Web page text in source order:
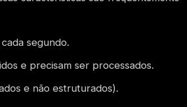
segundo.
e precisam ser processados.
e não estruturados).